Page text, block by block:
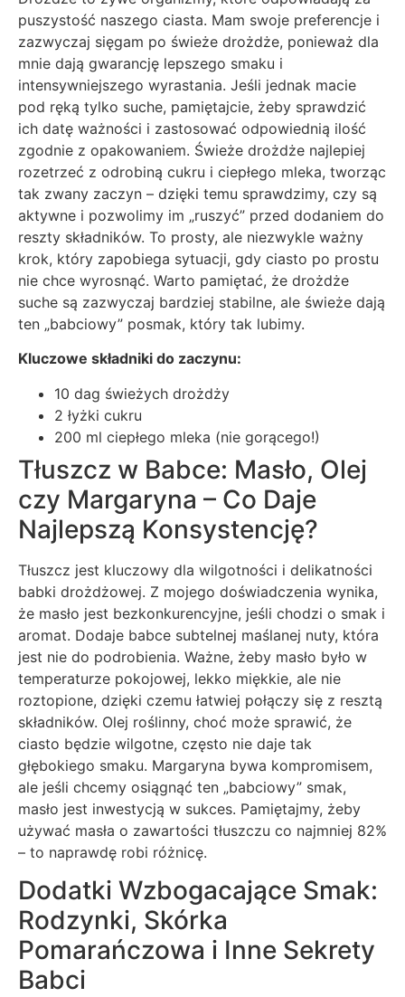
puszystość naszego ciasta. Mam swoje preferencje i
zazwyczaj sięgam po świeże drożdże, ponieważ dla
mnie dają gwarancję lepszego smaku i
intensywniejszego wyrastania. Jeśli jednak macie
pod ręką tylko suche, pamiętajcie, żeby sprawdzić
ich datę ważności i zastosować odpowiednią ilość
zgodnie z opakowaniem. Świeże drożdże najlepiej
rozetrzeć z odrobiną cukru i ciepłego mleka, tworząc
tak zwany zaczyn – dzięki temu sprawdzimy, czy są
aktywne i pozwolimy im „ruszyć” przed dodaniem do
reszty składników. To prosty, ale niezwykle ważny
krok, który zapobiega sytuacji, gdy ciasto po prostu
nie chce wyrosnąć. Warto pamiętać, że drożdże
suche są zazwyczaj bardziej stabilne, ale świeże dają
ten „babciowy” posmak, który tak lubimy.
Kluczowe składniki do zaczynu:
10 dag świeżych drożdży
2 łyżki cukru
200 ml ciepłego mleka (nie gorącego!)
Tłuszcz w Babce: Masło, Olej
czy Margaryna – Co Daje
Najlepszą Konsystencję?
Tłuszcz jest kluczowy dla wilgotności i delikatności
babki drożdżowej. Z mojego doświadczenia wynika,
że masło jest bezkonkurencyjne, jeśli chodzi o smak i
aromat. Dodaje babce subtelnej maślanej nuty, która
jest nie do podrobienia. Ważne, żeby masło było w
temperaturze pokojowej, lekko miękkie, ale nie
roztopione, dzięki czemu łatwiej połączy się z resztą
składników. Olej roślinny, choć może sprawić, że
ciasto będzie wilgotne, często nie daje tak
głębokiego smaku. Margaryna bywa kompromisem,
ale jeśli chcemy osiągnąć ten „babciowy” smak,
masło jest inwestycją w sukces. Pamiętajmy, żeby
używać masła o zawartości tłuszczu co najmniej 82%
– to naprawdę robi różnicę.
Dodatki Wzbogacające Smak:
Rodzynki, Skórka
Pomarańczowa i Inne Sekrety
Babci